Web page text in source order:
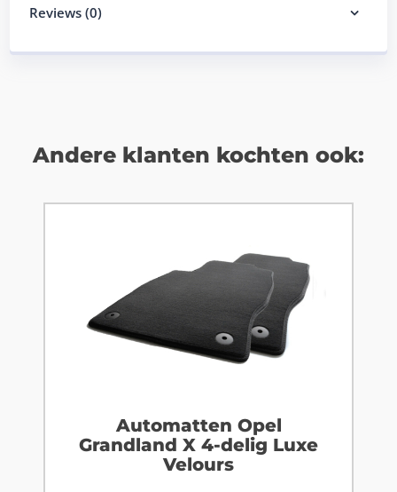
Reviews (0)
Andere klanten kochten ook:
Automatten Opel
Grandland X 4-delig Luxe
Velours